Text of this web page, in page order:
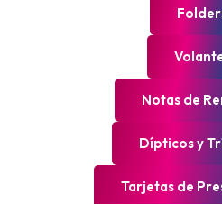
Notas de
Dípticos y
Tarjetas de